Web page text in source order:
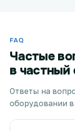
FAQ
Частые
в частный
Ответы на
оборудовании в